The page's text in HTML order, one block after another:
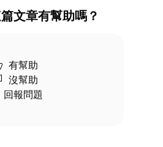
文章有幫助嗎？
有幫助
沒幫助
回報問題